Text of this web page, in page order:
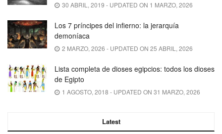
30 ABRIL, 2019 - UPDATED ON 1 MARZO, 2026
Los 7 príncipes del infierno: la jerarquía
demoníaca
2 MARZO, 2026 - UPDATED ON 25 ABRIL, 2026
Lista completa de dioses egipcios: todos los dioses
de Egipto
1 AGOSTO, 2018 - UPDATED ON 31 MARZO, 2026
Latest